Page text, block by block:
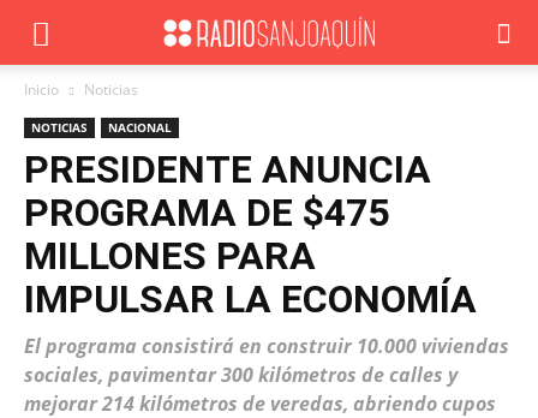
Inicio Noticias
NOTICIAS NACIONAL
PRESIDENTE ANUNCIA
PROGRAMA DE $475
MILLONES PARA
IMPULSAR LA ECONOMÍA
El programa consistirá en construir 10.000 viviendas
sociales, pavimentar 300 kilómetros de calles y
mejorar 214 kilómetros de veredas, abriendo cupos